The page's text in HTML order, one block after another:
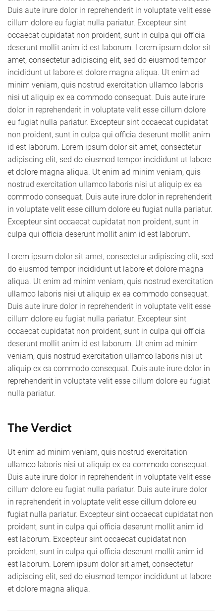
Duis aute irure dolor in reprehenderit in voluptate velit esse
cillum dolore eu fugiat nulla pariatur. Excepteur sint
occaecat cupidatat non proident, sunt in culpa qui officia
deserunt mollit anim id est laborum. Lorem ipsum dolor sit
amet, consectetur adipiscing elit, sed do eiusmod tempor
incididunt ut labore et dolore magna aliqua. Ut enim ad
minim veniam, quis nostrud exercitation ullamco laboris
nisi ut aliquip ex ea commodo consequat. Duis aute irure
dolor in reprehenderit in voluptate velit esse cillum dolore
eu fugiat nulla pariatur. Excepteur sint occaecat cupidatat
non proident, sunt in culpa qui officia deserunt mollit anim
id est laborum. Lorem ipsum dolor sit amet, consectetur
adipiscing elit, sed do eiusmod tempor incididunt ut labore
et dolore magna aliqua. Ut enim ad minim veniam, quis
nostrud exercitation ullamco laboris nisi ut aliquip ex ea
commodo consequat. Duis aute irure dolor in reprehenderit
in voluptate velit esse cillum dolore eu fugiat nulla pariatur.
Excepteur sint occaecat cupidatat non proident, sunt in
culpa qui officia deserunt mollit anim id est laborum.
Lorem ipsum dolor sit amet, consectetur adipiscing elit, sed
do eiusmod tempor incididunt ut labore et dolore magna
aliqua. Ut enim ad minim veniam, quis nostrud exercitation
ullamco laboris nisi ut aliquip ex ea commodo consequat.
Duis aute irure dolor in reprehenderit in voluptate velit esse
cillum dolore eu fugiat nulla pariatur. Excepteur sint
occaecat cupidatat non proident, sunt in culpa qui officia
deserunt mollit anim id est laborum. Ut enim ad minim
veniam, quis nostrud exercitation ullamco laboris nisi ut
aliquip ex ea commodo consequat. Duis aute irure dolor in
reprehenderit in voluptate velit esse cillum dolore eu fugiat
nulla pariatur.
The Verdict
Ut enim ad minim veniam, quis nostrud exercitation
ullamco laboris nisi ut aliquip ex ea commodo consequat.
Duis aute irure dolor in reprehenderit in voluptate velit esse
cillum dolore eu fugiat nulla pariatur. Duis aute irure dolor
in reprehenderit in voluptate velit esse cillum dolore eu
fugiat nulla pariatur. Excepteur sint occaecat cupidatat non
proident, sunt in culpa qui officia deserunt mollit anim id
est laborum. Excepteur sint occaecat cupidatat non
proident, sunt in culpa qui officia deserunt mollit anim id
est laborum. Lorem ipsum dolor sit amet, consectetur
adipiscing elit, sed do eiusmod tempor incididunt ut labore
et dolore magna aliqua.